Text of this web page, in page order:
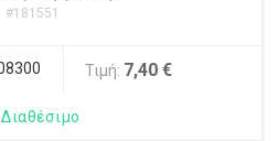
#181551
Τιμή: 7,40 €
Διαθέσιμο